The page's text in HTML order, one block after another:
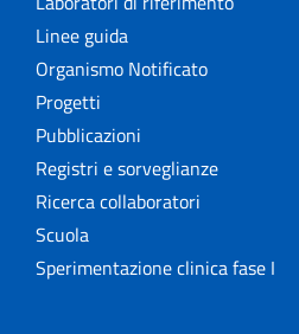
Linee guida
Organismo Notificato
Progetti
Pubblicazioni
Registri e sorveglianze
Ricerca collaboratori
Scuola
Sperimentazione clinica fase I